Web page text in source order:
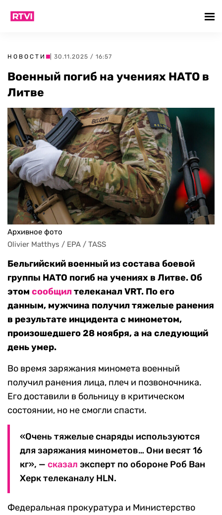
НОВОСТИ | 30.11.2025 / 16:57
Военный погиб на учениях НАТО в
Литве
Архивное фото
Olivier Matthys / EPA / TASS
Бельгийский военный из состава боевой
группы НАТО погиб на учениях в Литве. Об
этом сообщилтелеканал VRT. По его
данным, мужчина получил тяжелые ранения
в результате инцидента с минометом,
произошедшего 28 ноября, а на следующий
день умер.
Во время заряжания миномета военный
получил ранения лица, плеч и позвоночника.
Его доставили в больницу в критическом
состоянии, но не смогли спасти.
«Очень тяжелые снаряды используются
для заряжания минометов… Они весят 16
кг», — сказал эксперт по обороне Роб Ван
Херк телеканалу HLN.
Федеральная прокуратура и Министерство